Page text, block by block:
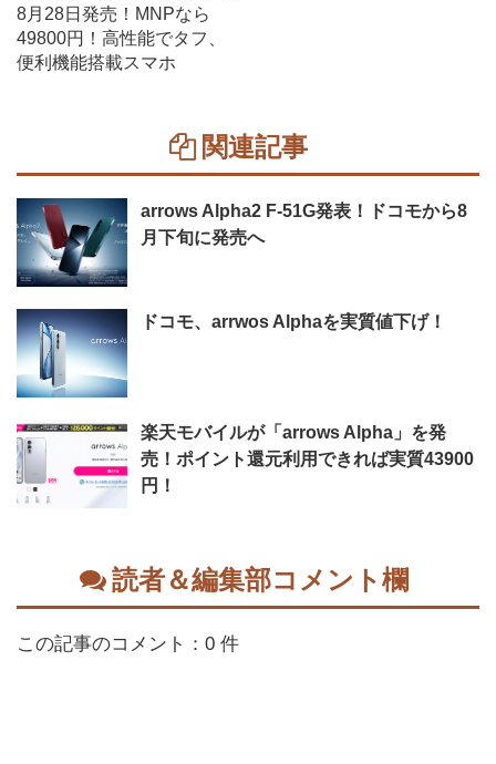
8月28日発売！MNPなら
49800円！高性能でタフ、
便利機能搭載スマホ
関連記事
arrows Alpha2 F-51G発表！ドコモから8
月下旬に発売へ
ドコモ、arrwos Alphaを実質値下げ！
楽天モバイルが「arrows Alpha」を発
売！ポイント還元利用できれば実質43900
円！
読者＆編集部コメント欄
この記事のコメント：0 件